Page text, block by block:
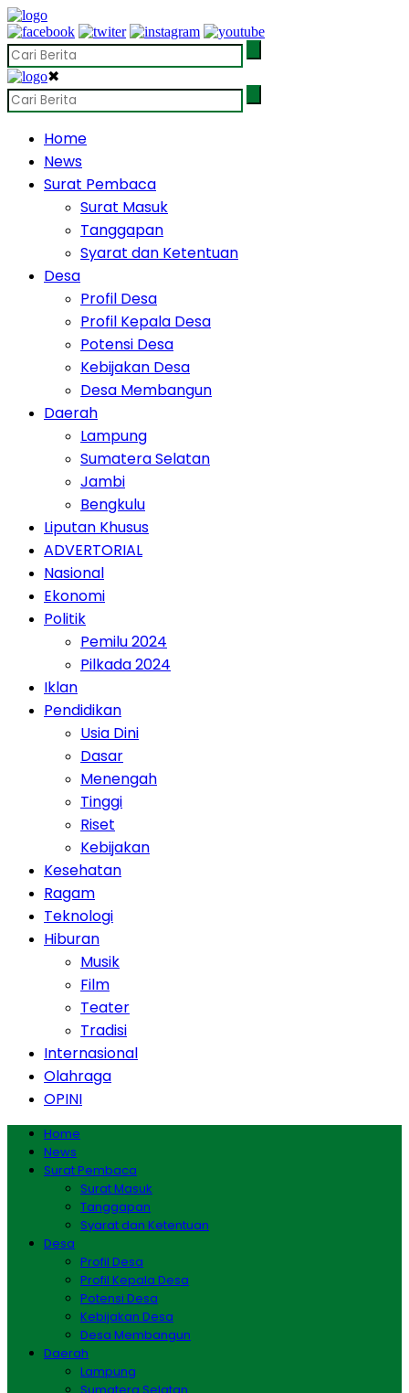
✖
Home
News
Surat Pembaca
Surat Masuk
Tanggapan
Syarat dan Ketentuan
Desa
Profil Desa
Profil Kepala Desa
Potensi Desa
Kebijakan Desa
Desa Membangun
Daerah
Lampung
Sumatera Selatan
Jambi
Bengkulu
Liputan Khusus
ADVERTORIAL
Nasional
Ekonomi
Politik
Pemilu 2024
Pilkada 2024
Iklan
Pendidikan
Usia Dini
Dasar
Menengah
Tinggi
Riset
Kebijakan
Kesehatan
Ragam
Teknologi
Hiburan
Musik
Film
Teater
Tradisi
Internasional
Olahraga
OPINI
Home
News
Surat Pembaca
Surat Masuk
Tanggapan
Syarat dan Ketentuan
Desa
Profil Desa
Profil Kepala Desa
Potensi Desa
Kebijakan Desa
Desa Membangun
Daerah
Lampung